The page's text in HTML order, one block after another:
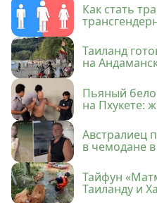
Как стать
Таиланд
на
Пьяный
на Пхукете:
Австралиец
в чемодане
Тайфун
Таиланду и